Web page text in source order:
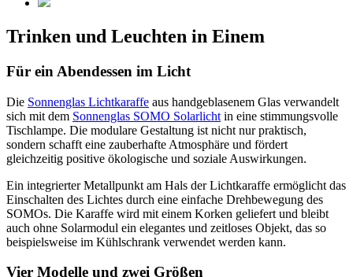
Trinken und Leuchten in Einem
Für ein Abendessen im Licht
Die Sonnenglas Lichtkaraffe aus handgeblasenem Glas verwandelt
sich mit dem Sonnenglas SOMO Solarlicht in eine stimmungsvolle
Tischlampe. Die modulare Gestaltung ist nicht nur praktisch,
sondern schafft eine zauberhafte Atmosphäre und fördert
gleichzeitig positive ökologische und soziale Auswirkungen.
Ein integrierter Metallpunkt am Hals der Lichtkaraffe ermöglicht das
Einschalten des Lichtes durch eine einfache Drehbewegung des
SOMOs. Die Karaffe wird mit einem Korken geliefert und bleibt
auch ohne Solarmodul ein elegantes und zeitloses Objekt, das so
beispielsweise im Kühlschrank verwendet werden kann.
Vier Modelle und zwei Größen